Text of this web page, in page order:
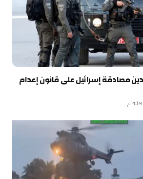
مصادقة إسرائيل على قانون إعدام